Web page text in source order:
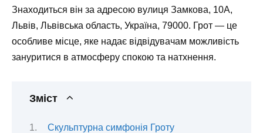
Знаходиться він за адресою вулиця Замкова, 10А,
Львів, Львівська область, Україна, 79000. Грот — це
особливе місце, яке надає відвідувачам можливість
зануритися в атмосферу спокою та натхнення.
Зміст
Скульптурна симфонія Гроту